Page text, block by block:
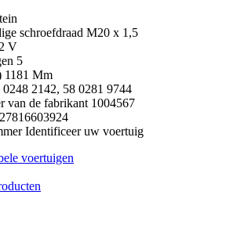
schroefdraad M20 x 1,5
V
5
1181 Mm
0248 2142, 58 0281 9744
van de fabrikant 1004567
Identificeer uw voertuig
voertuigen